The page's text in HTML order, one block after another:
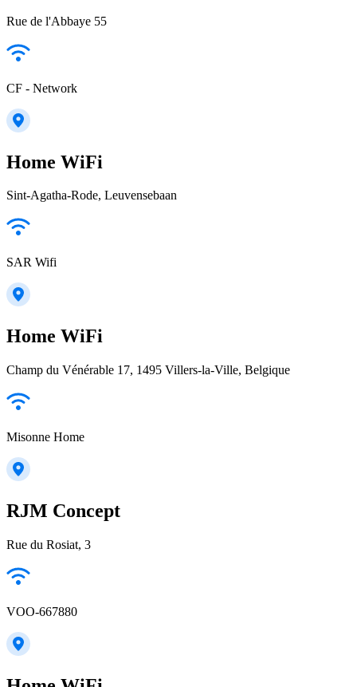
Rue de l'Abbaye 55
CF - Network
Home WiFi
Sint-Agatha-Rode, Leuvensebaan
SAR Wifi
Home WiFi
Champ du Vénérable 17, 1495 Villers-la-Ville, Belgique
Misonne Home
RJM Concept
Rue du Rosiat, 3
VOO-667880